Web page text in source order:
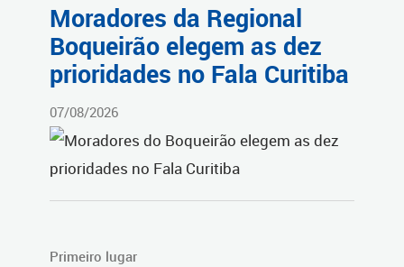
Moradores da Regional
Boqueirão elegem as dez
prioridades no Fala Curitiba
07/08/2026
Primeiro lugar